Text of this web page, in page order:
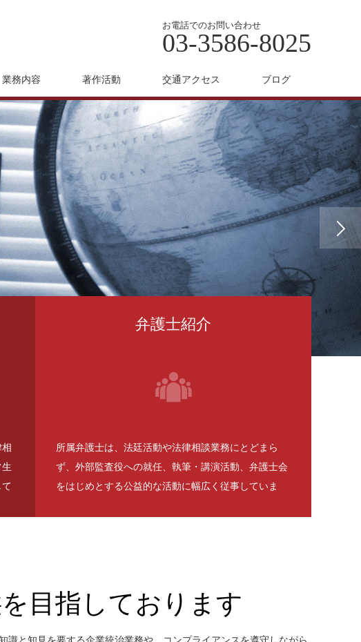
お電話でのお問い合わせ
03-3586-8025
業務内容 著作活動 交通アクセス ブログ
Next
弁護士紹介
所属弁護士は、法廷活動や法律相談業務にとどまら
ず、外部監査役への就任、執筆・講演活動、弁護士会
をはじめとする公益的な活動に幅広く従事していま
目指しております
と知見を要する企業統治業務や、コンプライアンスを遵守しながら